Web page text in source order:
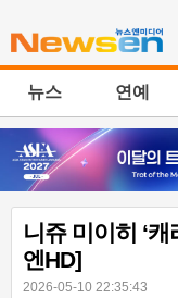
뉴스 연예
니쥬 미이히 ‘
엔HD]
2026-05-10 22:35:43